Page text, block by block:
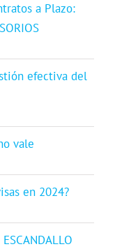
a Plazo:
efectiva del
vale
en 2024?